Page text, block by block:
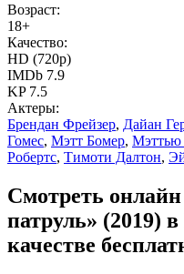
Возраст:
18+
Качество:
HD (720p)
IMDb 7.9
KP 7.5
Актеры:
Брендан Фрейзер, Дайан
Гомес, Мэтт Бомер, Мэттью
Робертс, Тимоти Далтон,
Смотреть
патруль» (2019)
качестве